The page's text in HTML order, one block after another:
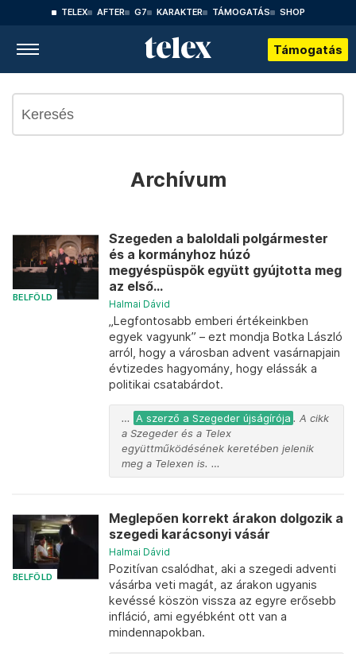
TELEX AFTER G7 KARAKTER TÁMOGATÁS SHOP
Támogatás
Archívum
BELFÖLD
Szegeden a baloldali polgármester
és a kormányhoz húzó
megyéspüspök együtt gyújtotta meg
az első...
Halmai Dávid
„Legfontosabb emberi értékeinkben
egyek vagyunk” – ezt mondja Botka László
arról, hogy a városban advent vasárnapjain
évtizedes hagyomány, hogy elássák a
politikai csatabárdot.
… A szerző a Szegeder újságírója . A cikk
a Szegeder és a Telex
együttműködésének keretében jelenik
meg a Telexen is. …
BELFÖLD
Meglepően korrekt árakon dolgozik a
szegedi karácsonyi vásár
Halmai Dávid
Pozitívan csalódhat, aki a szegedi adventi
vásárba veti magát, az árakon ugyanis
kevéssé köszön vissza az egyre erősebb
infláció, ami egyébként ott van a
mindennapokban.